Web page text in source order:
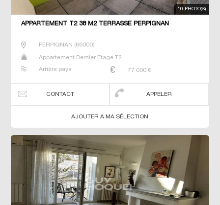
10 PHOTO(S)
APPARTEMENT T2 38 M2 TERRASSE PERPIGNAN
PERPIGNAN (66000)
Appartement Dernier Etage T2
Arrière pays 77 000 €
CONTACT APPELER
AJOUTER A MA SÉLECTION